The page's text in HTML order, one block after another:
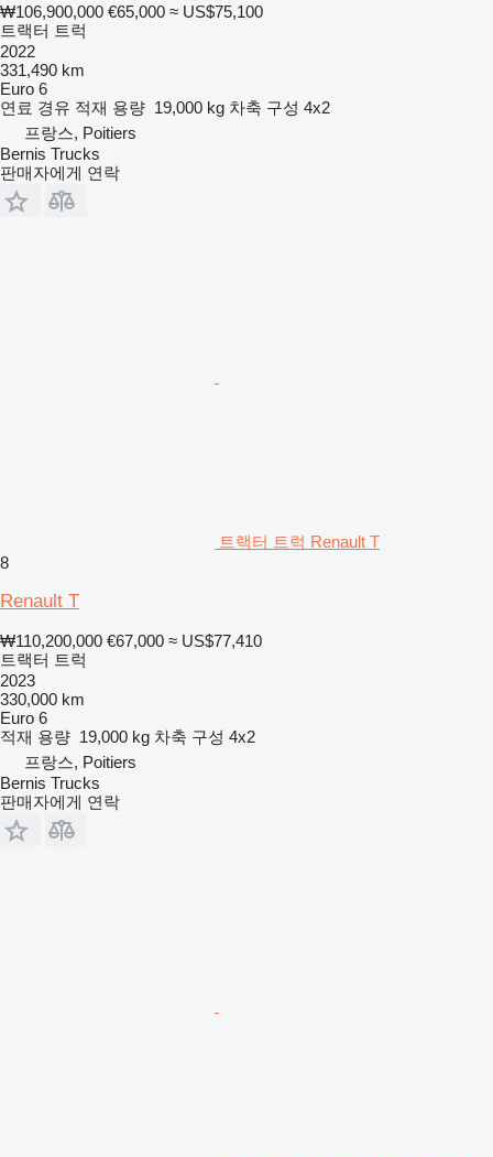
₩106,900,000 €65,000 ≈ US$75,100
트랙터 트럭
2022
331,490 km
Euro 6
연료 경유 적재 용량 19,000 kg 차축 구성 4x2
프랑스, Poitiers
Bernis Trucks
판매자에게 연락
트랙터 트럭 Renault T
8
Renault T
₩110,200,000 €67,000 ≈ US$77,410
트랙터 트럭
2023
330,000 km
Euro 6
적재 용량 19,000 kg 차축 구성 4x2
프랑스, Poitiers
Bernis Trucks
판매자에게 연락